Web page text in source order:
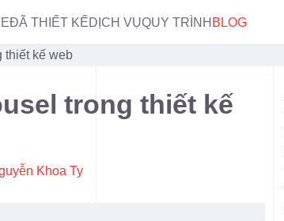
ĐÃ THIẾT KẾDỊCH VỤQUY TRÌNH BLOG
thiết kế web
trong thiết kế
Khoa Ty